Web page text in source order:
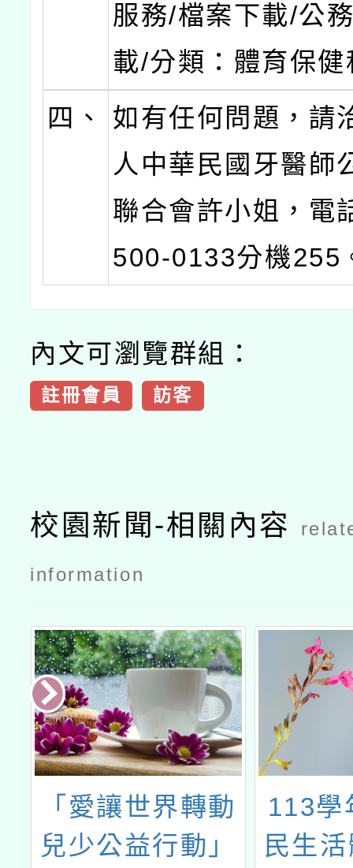
服務/檔案下載/公
載/分類：體育保
四、
如有任何問題，請
人中華民國牙醫師
聯合會許小姐，電
500-0133分機255
內文可瀏覽群組：
註冊會員 訪客
校園新聞-相關內容
information
「愛讓世界轉動
兒少公益行動」
113學
民生